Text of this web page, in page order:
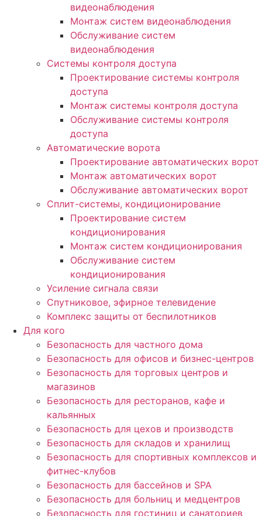
видеонаблюдения
Монтаж систем видеонаблюдения
Обслуживание систем
видеонаблюдения
Системы контроля доступа
Проектирование системы контроля
доступа
Монтаж системы контроля доступа
Обслуживание системы контроля
доступа
Автоматические ворота
Проектирование автоматических ворот
Монтаж автоматических ворот
Обслуживание автоматических ворот
Сплит-системы, кондиционирование
Проектирование систем
кондиционирования
Монтаж систем кондиционирования
Обслуживание систем
кондиционирования
Усиление сигнала связи
Спутниковое, эфирное телевидение
Комплекс защиты от беспилотников
Для кого
Безопасность для частного дома
Безопасность для офисов и бизнес-центров
Безопасность для торговых центров и
магазинов
Безопасность для ресторанов, кафе и
кальянных
Безопасность для цехов и производств
Безопасность для складов и хранилищ
Безопасность для спортивных комплексов и
фитнес-клубов
Безопасность для бассейнов и SPA
Безопасность для больниц и медцентров
Безопасность для гостиниц и санаториев